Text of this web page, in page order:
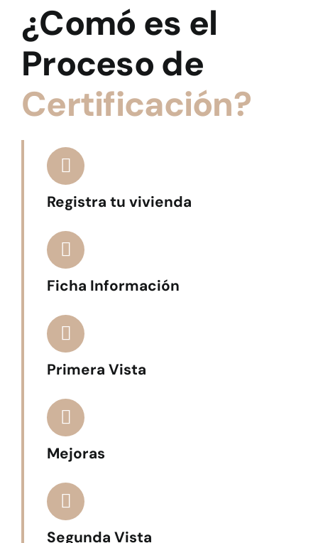
¿Comó es el
Proceso de
Certificación?
Registra tu vivienda
Ficha Información
Primera Vista
Mejoras
Segunda Vista